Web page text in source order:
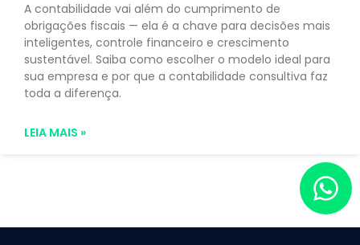
A contabilidade vai além do cumprimento de
obrigações fiscais — ela é a chave para decisões mais
inteligentes, controle financeiro e crescimento
sustentável. Saiba como escolher o modelo ideal para
sua empresa e por que a contabilidade consultiva faz
toda a diferença.
LEIA MAIS »